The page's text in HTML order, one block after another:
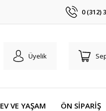
0 (312)
Üyelik
EV VE YAŞAM ÖN SİPARİŞ